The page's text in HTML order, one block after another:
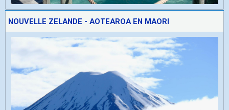
NOUVELLE ZELANDE - AOTEAROA EN MAORI